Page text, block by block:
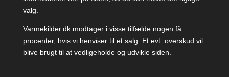
valg.
Varmekilder.dk modtager i visse tilfælde nogen få
procenter, hvis vi henviser til et salg. Et evt. overskud vil
blive brugt til at vedligeholde og udvikle siden.